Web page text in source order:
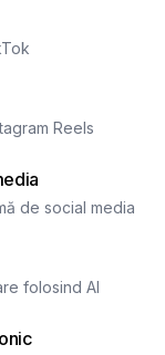
Reels
de social media
folosind AI